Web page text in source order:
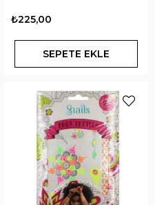
₺225,00
SEPETE EKLE